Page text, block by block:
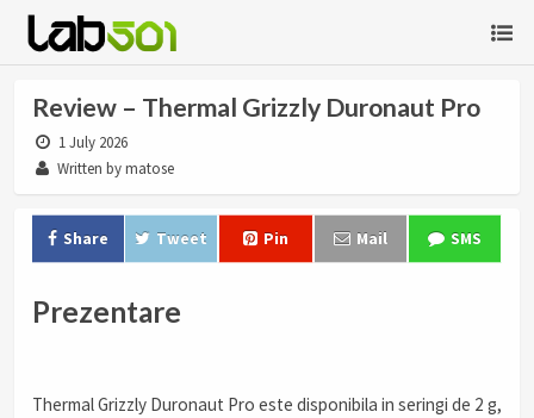
Review – Thermal Grizzly Duronaut Pro
1 July 2026
Written by matose
Share Tweet Pin Mail SMS
Prezentare
Thermal Grizzly Duronaut Pro este disponibila in seringi de 2 g,